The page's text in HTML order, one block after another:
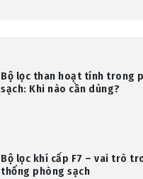
Bộ lọc than hoạt tính trong
sạch: Khi nào cần dùng?
Bộ lọc khí cấp F7 – vai trò
thống phòng sạch